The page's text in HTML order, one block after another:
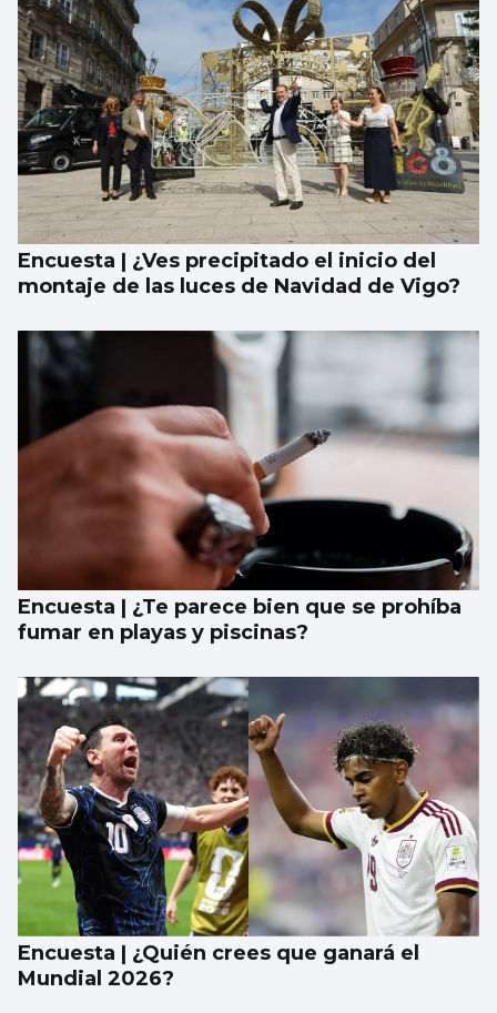
Encuesta | ¿Ves precipitado el inicio del
montaje de las luces de Navidad de Vigo?
Encuesta | ¿Te parece bien que se prohíba
fumar en playas y piscinas?
Encuesta | ¿Quién crees que ganará el
Mundial 2026?